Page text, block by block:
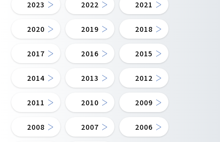
2023 2022 2021
2020 2019 2018
2017 2016 2015
2014 2013 2012
2011 2010 2009
2008 2007 2006